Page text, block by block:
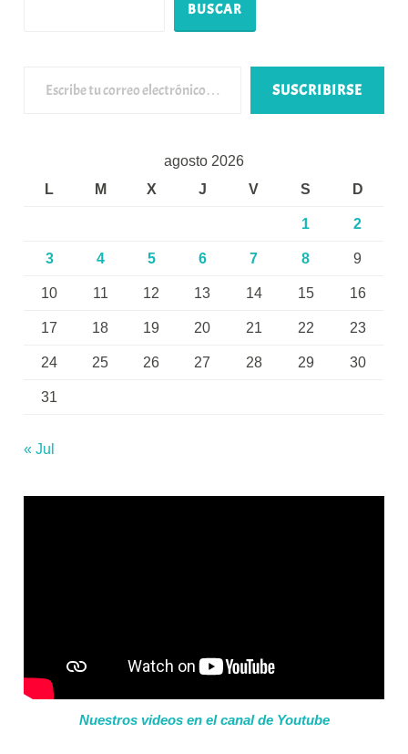
BUSCAR
SUSCRIBIRSE
agosto 2026
L
M X J V S D
1 2
3 4 5 6 7 8 9
10 11 12 13 14 15 16
17 18 19 20 21 22 23
24 25 26 27 28 29 30
31
« Jul
Nuestros videos en el canal de Youtube